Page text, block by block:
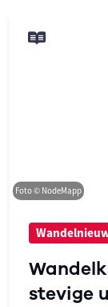
Foto © NodeMapp
stevige